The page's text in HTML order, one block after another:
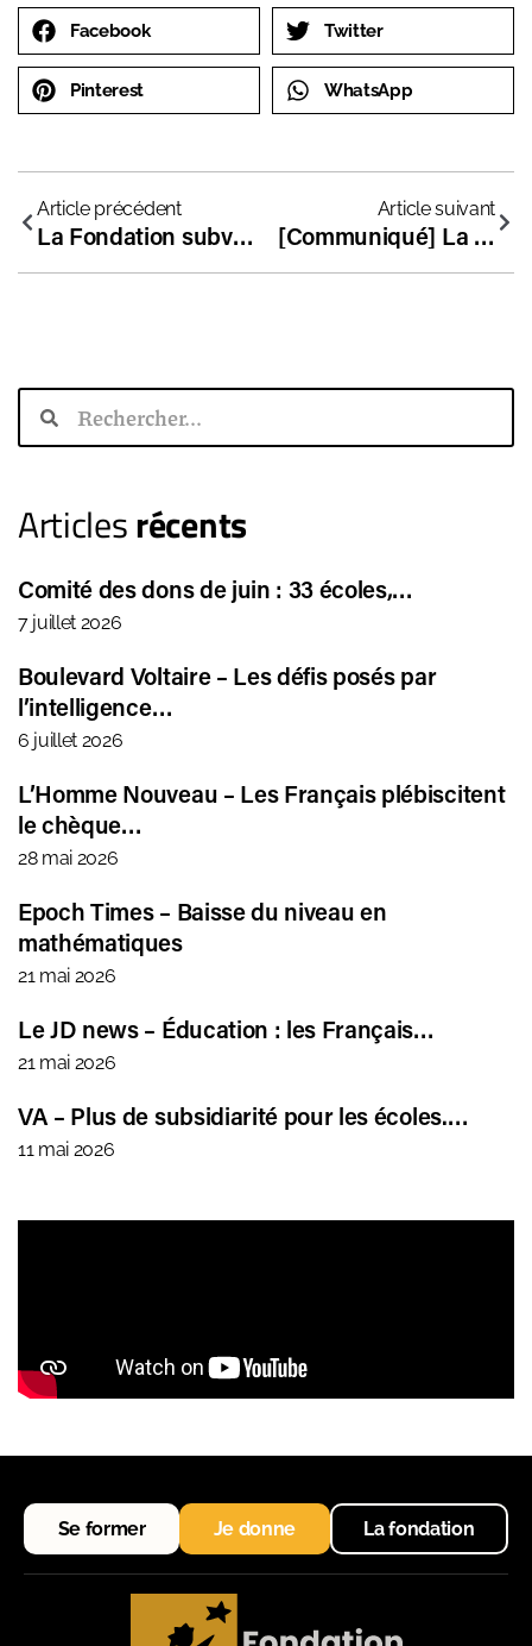
Facebook Twitter
Pinterest WhatsApp
Article précédent
La Fondation subventionne 15 nouveaux établissements
Article suivant
[Communiqué] La Fondation se félicite des avancées obtenues au Sénat mais met en garde sur la dérive progressive vers un droit d’ingérence de l’État
Articlesrécents
Comité des dons de juin : 33 écoles,…
7 juillet 2026
Boulevard Voltaire – Les défis posés par
l’intelligence…
6 juillet 2026
L’Homme Nouveau – Les Français plébiscitent
le chèque…
28 mai 2026
Epoch Times – Baisse du niveau en
mathématiques
21 mai 2026
Le JD news – Éducation : les Français…
21 mai 2026
VA – Plus de subsidiarité pour les écoles.…
11 mai 2026
Se former Je donne La fondation